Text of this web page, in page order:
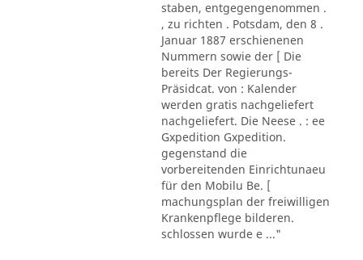
staben, entgegengenommen .
, zu richten . Potsdam, den 8 .
Januar 1887 erschienenen
Nummern sowie der [ Die
bereits Der Regierungs-
Präsidcat. von : Kalender
werden gratis nachgeliefert
nachgeliefert. Die Neese . : ee
Gxpedition Gxpedition.
gegenstand die
vorbereitenden Einrichtunaeu
für den Mobilu Be. [
machungsplan der freiwilligen
Krankenpflege bilderen.
schlossen wurde e ..."